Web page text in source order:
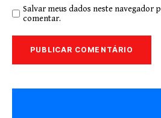
Salvar meus dados neste navegador
comentar.